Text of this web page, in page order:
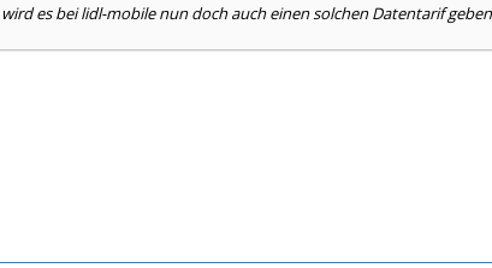
es bei lidl-mobile nun doch auch einen solchen Datentarif